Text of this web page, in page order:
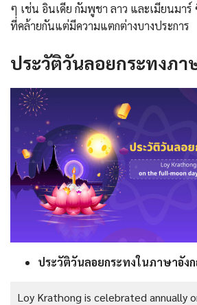
ๆ เช่น อินเดีย กัมพูชา ลาว และเมียนมาร์
ที่คล้ายกันแต่มีความแตกต่างบางประการ
ประวัติวันลอยกระทงภ
ประวัติวันลอยกระทงในภาษาอัง
Loy Krathong is celebrated annually